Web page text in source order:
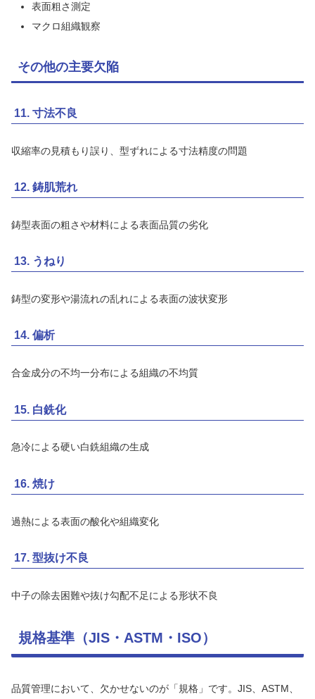
表面粗さ測定
マクロ組織観察
その他の主要欠陥
11. 寸法不良
収縮率の見積もり誤り、型ずれによる寸法精度の問題
12. 鋳肌荒れ
鋳型表面の粗さや材料による表面品質の劣化
13. うねり
鋳型の変形や湯流れの乱れによる表面の波状変形
14. 偏析
合金成分の不均一分布による組織の不均質
15. 白銑化
急冷による硬い白銑組織の生成
16. 焼け
過熱による表面の酸化や組織変化
17. 型抜け不良
中子の除去困難や抜け勾配不足による形状不良
規格基準（JIS・ASTM・ISO）
品質管理において、欠かせないのが「規格」です。JIS、ASTM、